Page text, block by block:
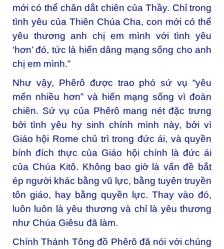
mới có thể chăn dắt chiên của Thầy. Chỉ trong
tình yêu của Thiên Chúa Cha, con mới có thể
yêu thương anh chị em mình với tình yêu
‘hơn’ đó, tức là hiến dâng mạng sống cho anh
chị em mình.”
Như vậy, Phêrô được trao phó sứ vụ “yêu
mến nhiều hơn” và hiến mạng sống vì đoàn
chiên. Sứ vụ của Phêrô mang nét đặc trưng
bởi tình yêu hy sinh chính mình này, bởi vì
Giáo hội Rome chủ trì trong đức ái, và quyền
bính đích thực của Giáo hội chính là đức ái
của Chúa Kitô. Không bao giờ là vấn đề bắt
ép người khác bằng vũ lực, bằng tuyên truyền
tôn giáo, hay bằng quyền lực. Thay vào đó,
luôn luôn là yêu thương và chỉ là yêu thương
như Chúa Giêsu đã làm.
Chính Thánh Tông đồ Phêrô đã nói với chúng